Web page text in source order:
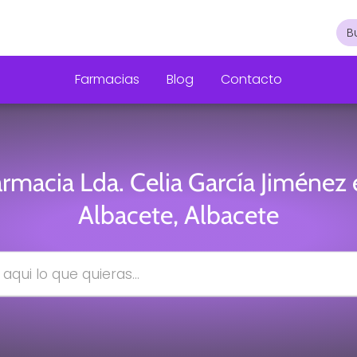
Farmacias Blog Contacto
Lda. Celia García Jiménez
Albacete, Albacete